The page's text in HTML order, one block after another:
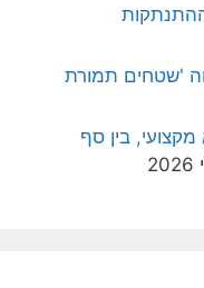
'שטחים תמורת
בין סף